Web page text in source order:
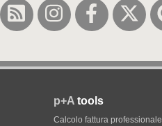
p+A tools
Calcolo fattura professionale